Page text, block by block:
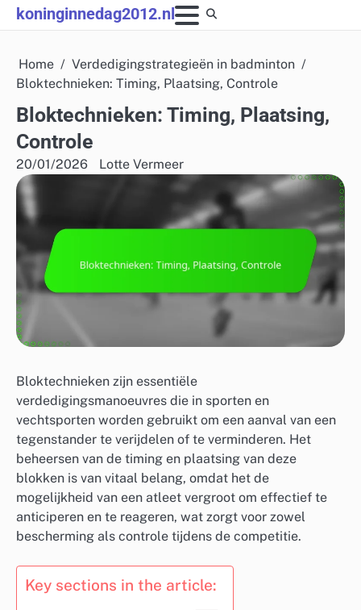
Skip
to
koninginnedag2012.nl
Home
Verdedigingstrategieën in badminton
Bloktechnieken: Timing, Plaatsing, Controle
Bloktechnieken: Timing, Plaatsing,
Controle
20/01/2026 Lotte Vermeer
Bloktechnieken zijn essentiële
verdedigingsmanoeuvres die in sporten en
vechtsporten worden gebruikt om een aanval van een
tegenstander te verijdelen of te verminderen. Het
beheersen van de timing en plaatsing van deze
blokken is van vitaal belang, omdat het de
mogelijkheid van een atleet vergroot om effectief te
anticiperen en te reageren, wat zorgt voor zowel
bescherming als controle tijdens de competitie.
Key sections in the article: